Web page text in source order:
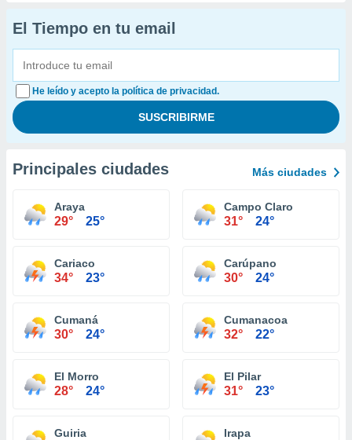
El Tiempo en tu email
He leído y acepto la política de privacidad.
Principales ciudades Más ciudades
Araya
29° 25°
Campo Claro
31° 24°
Cariaco
34° 23°
Carúpano
30° 24°
Cumaná
30° 24°
Cumanacoa
32° 22°
El Morro
28° 24°
El Pilar
31° 23°
Guiria Irapa